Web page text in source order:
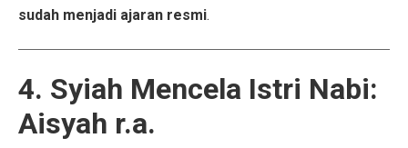
sudah menjadi ajaran resmi.
4. Syiah Mencela Istri Nabi:
Aisyah r.a.